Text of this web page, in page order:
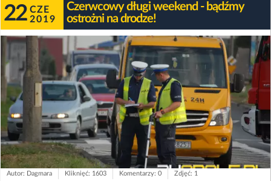
22 CZE
2019
Czerwcowy długi weekend - bądźmy
ostrożni na drodze!
Autor: Dagmara Kliknięć: 1603 Komentarzy: 0 Zdjęć: 1